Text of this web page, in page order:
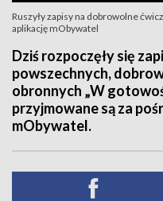
Ruszyły zapisy na dobrowolne
aplikację mObywatel
Dziś rozpoczęły się
powszechnych,
obronnych „W
przyjmowane są za
mObywatel.